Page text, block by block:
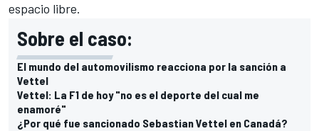
espacio libre.
Sobre el caso:
El mundo del automovilismo reacciona por la sanción a
Vettel
Vettel: La F1 de hoy "no es el deporte del cual me
enamoré"
¿Por qué fue sancionado Sebastian Vettel en Canadá?